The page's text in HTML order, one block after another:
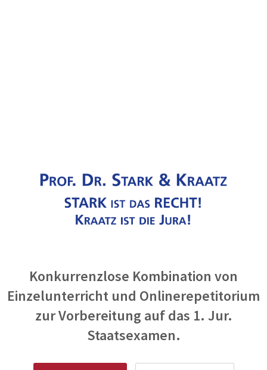
Konkurrenzlose Kombination von
Einzelunterricht und Onlinerepetitorium
zur Vorbereitung auf das 1. Jur.
Staatsexamen.